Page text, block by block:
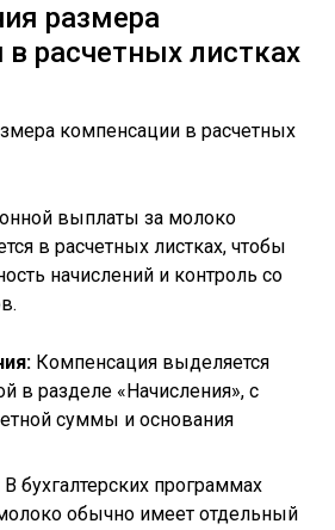
размера
расчетных листках
выплаты за молоко
в расчетных листках, чтобы
начислений и контроль со
Компенсация выделяется
в разделе «Начисления», с
суммы и основания
В бухгалтерских программах
обычно имеет отдельный